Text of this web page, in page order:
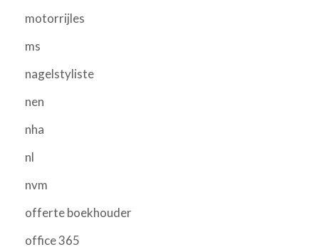
motorrijles
ms
nagelstyliste
nen
nha
nl
nvm
offerte boekhouder
office 365